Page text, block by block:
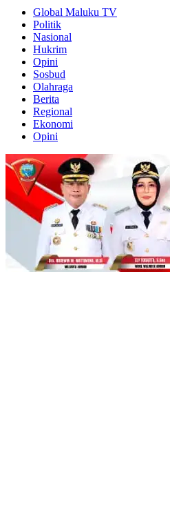
Global Maluku TV
Politik
Nasional
Hukrim
Opini
Sosbud
Olahraga
Berita
Regional
Ekonomi
Opini